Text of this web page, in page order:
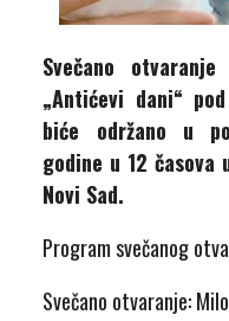
Svečano
„Antićevi dani“
biće održano u
godine u 12 časova
Novi Sad.
Program svečanog
Svečano otvaranje: